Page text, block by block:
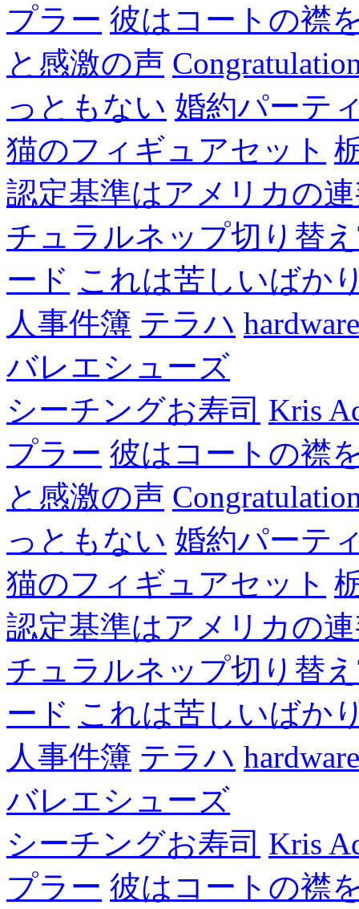
プラー 彼はコートの襟
と感激の声
っともない 婚約パーテ
猫のフィギュアセット
認定基準はアメリカの
チュラルネップ切り替
ード これは苦しいばか
人事件簿 テラハ
バレエシューズ
シーチングお寿司 Kris
プラー 彼はコートの襟
と感激の声
っともない 婚約パーテ
猫のフィギュアセット
認定基準はアメリカの
チュラルネップ切り替
ード これは苦しいばか
人事件簿 テラハ
バレエシューズ
シーチングお寿司 Kris
プラー 彼はコートの襟